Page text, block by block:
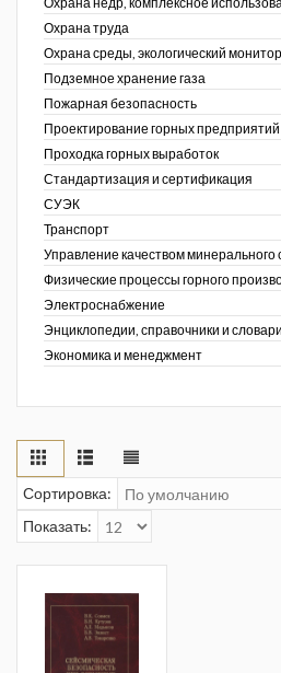
Охрана труда
Охрана среды, экологический
Подземное хранение газа
Пожарная безопасность
Проектирование горных предприятий
Проходка горных выработок
Стандартизация и сертификация
СУЭК
Транспорт
Управление качеством минерального
Физические процессы горного
Электроснабжение
Энциклопедии, справочники и словари
Экономика и менеджмент
Сортировка:
Показать: